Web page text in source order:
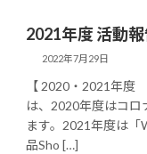
2021年度 活動
2022年7月29日
【 2020・2021年度
は、2020年度はコ
ます。2021年度は
品Sho […]